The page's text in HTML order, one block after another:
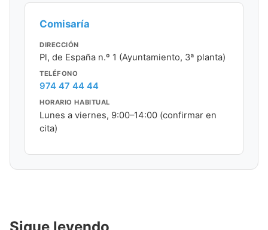
Comisaría
DIRECCIÓN
Pl, de España n.º 1 (Ayuntamiento, 3ª planta)
TELÉFONO
974 47 44 44
HORARIO HABITUAL
Lunes a viernes, 9:00–14:00 (confirmar en
cita)